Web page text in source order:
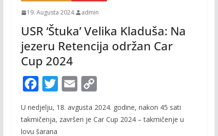
19. Augusta 2024. admin
USR ‘Štuka’ Velika Kladuša: Na
jezeru Retencija održan Car
Cup 2024
F
ac
e
b
T
itt
E
ai
C
p
U nedjelju, 18. avgusta 2024. godine, nakon 45 sati
takmičenja, završen je Car Cup 2024 – takmičenje u
lovu šarana